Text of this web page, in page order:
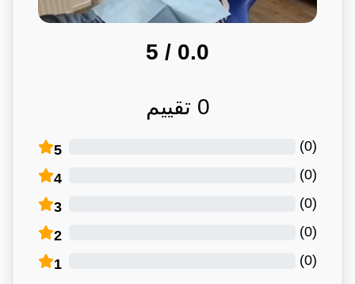
0.0
/ 5
0 تقييم
5 (
0
)
4 (
0
)
3 (
0
)
2 (
0
)
1 (
0
)